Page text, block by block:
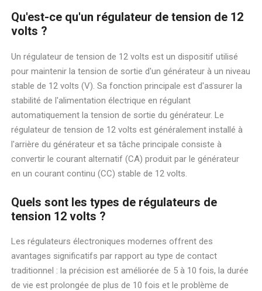
Qu'est-ce qu'un régulateur de tension de 12
volts ?
Un régulateur de tension de 12 volts est un dispositif utilisé
pour maintenir la tension de sortie d'un générateur à un niveau
stable de 12 volts (V). Sa fonction principale est d'assurer la
stabilité de l'alimentation électrique en régulant
automatiquement la tension de sortie du générateur. Le
régulateur de tension de 12 volts est généralement installé à
l'arrière du générateur et sa tâche principale consiste à
convertir le courant alternatif (CA) produit par le générateur
en un courant continu (CC) stable de 12 volts.
Quels sont les types de régulateurs de
tension 12 volts ?
Les régulateurs électroniques modernes offrent des
avantages significatifs par rapport au type de contact
traditionnel : la précision est améliorée de 5 à 10 fois, la durée
de vie est prolongée de plus de 10 fois et le problème de